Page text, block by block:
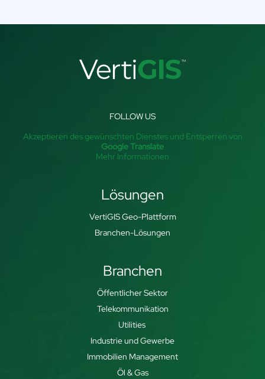
FOLLOW US
Akzeptieren des gewünschten Dienstes und Entsperren von
Google Translate
Mehr Informationen
Lösungen
VertiGIS Geo-Plattform
Branchen-Lösungen
Branchen
Öffentlicher Sektor
Telekommunikation
Utilities
Industrie und Gewerbe
Immobilien Management
Öl & Gas